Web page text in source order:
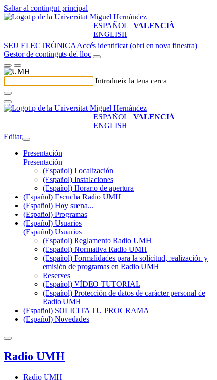
Saltar al contingut principal
ESPAÑOL VALENCIÀ
ENGLISH
SEU ELECTRÒNICA Accés identificat (obri en nova finestra)
Gestor de continguts del lloc
Introdueix la teua cerca
ESPAÑOL VALENCIÀ
ENGLISH
Editar
Presentación
Presentación
(Español) Localización
(Español) Instalaciones
(Español) Horario de apertura
(Español) Escucha Radio UMH
(Español) Hoy suena...
(Español) Programas
(Español) Usuarios
(Español) Usuarios
(Español) Reglamento Radio UMH
(Español) Normativa Radio UMH
(Español) Formalidades para la solicitud, realización y
emisión de programas en Radio UMH
Reserves
(Español) VÍDEO TUTORIAL
(Español) Protección de datos de carácter personal de
Radio UMH
(Español) SOLICITA TU PROGRAMA
(Español) Novedades
Radio UMH
Radio UMH